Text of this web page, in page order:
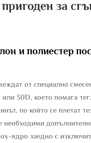
за
и полиестер
от специално
30D, което помага
по който се плетат
необходими
ядро заедно с